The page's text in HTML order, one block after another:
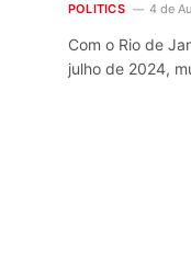
POLITICS 4 de
Com o Rio de
julho de 2024,